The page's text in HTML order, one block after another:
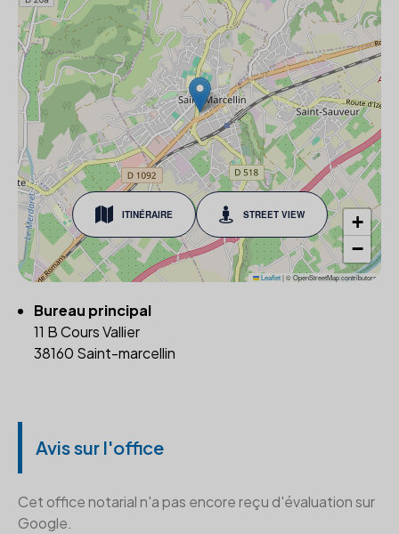
ITINÉRAIRE STREET VIEW
+
−
Leaflet|© OpenStreetMap contributors
Bureau principal
11 B Cours Vallier
38160 Saint-marcellin
Avis sur l'office
Cet office notarial n'a pas encore reçu d'évaluation sur
Google.